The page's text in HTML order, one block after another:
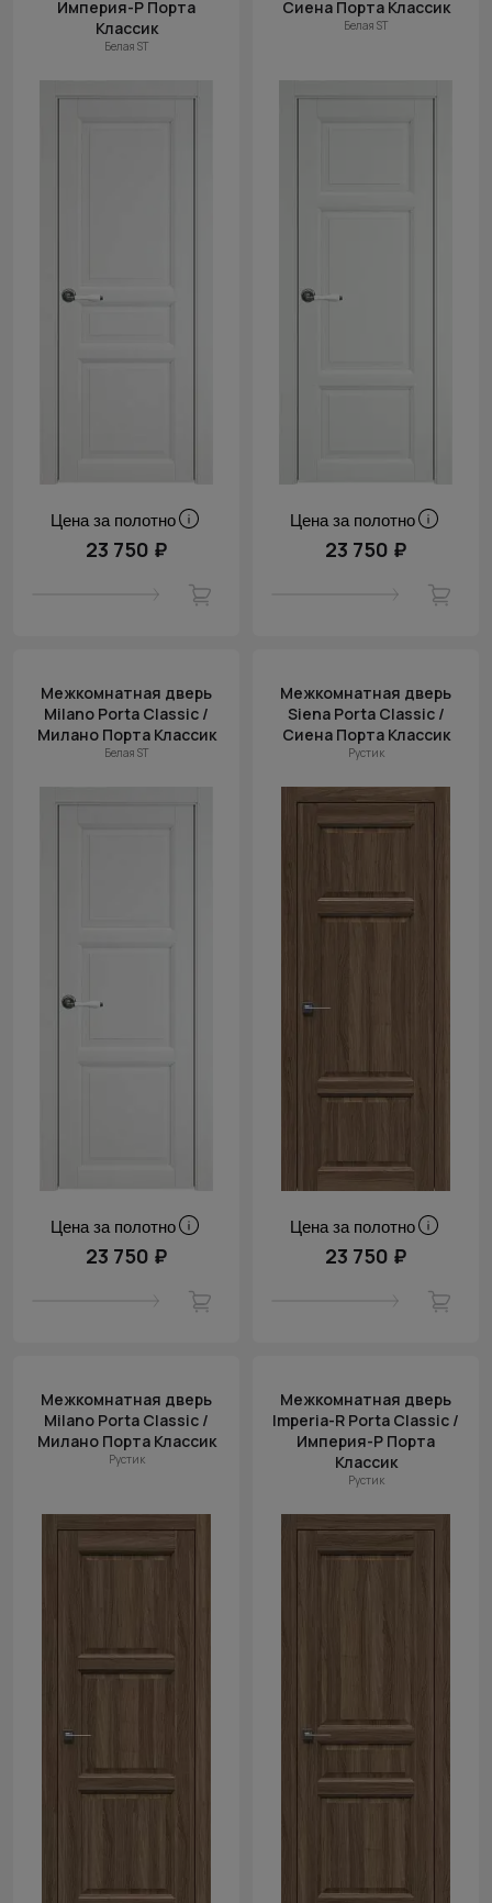
Империя-Р Порта
Классик
Белая ST
Цена за полотно
23 750 ₽
Сиена Порта Классик
Белая ST
Цена за полотно
23 750 ₽
Межкомнатная дверь
Milano Porta Classic /
Милано Порта Классик
Белая ST
Цена за полотно
23 750 ₽
Межкомнатная дверь
Siena Porta Classic /
Сиена Порта Классик
Рустик
Цена за полотно
23 750 ₽
Межкомнатная дверь
Milano Porta Classic /
Милано Порта Классик
Рустик
Межкомнатная дверь
Imperia-R Porta Classic /
Империя-Р Порта
Классик
Рустик